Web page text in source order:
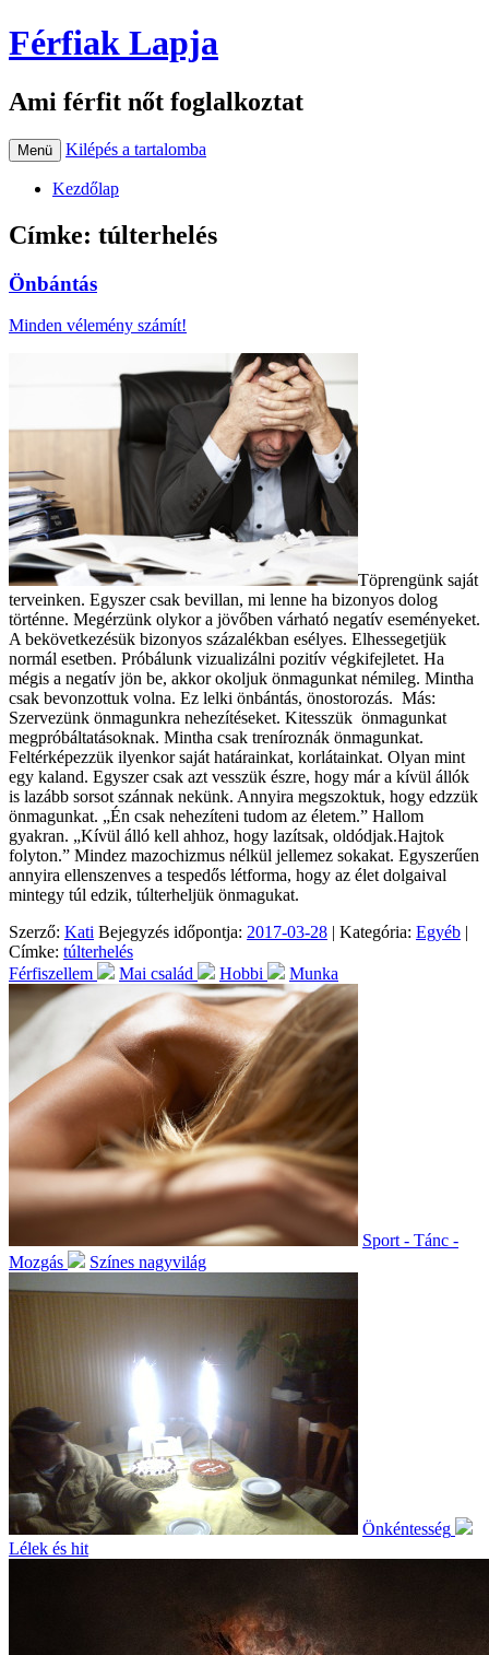
Férfiak Lapja
Ami férfit nőt foglalkoztat
Menü Kilépés a tartalomba
Kezdőlap
Címke: túlterhelés
Önbántás
Minden vélemény számít!
Töprengünk saját
terveinken. Egyszer csak bevillan, mi lenne ha bizonyos dolog
történne. Megérzünk olykor a jövőben várható negatív eseményeket.
A bekövetkezésük bizonyos százalékban esélyes. Elhessegetjük
normál esetben. Próbálunk vizualizálni pozitív végkifejletet. Ha
mégis a negatív jön be, akkor okoljuk önmagunkat némileg. Mintha
csak bevonzottuk volna. Ez lelki önbántás, önostorozás. Más:
Szervezünk önmagunkra nehezítéseket. Kitesszük önmagunkat
megpróbáltatásoknak. Mintha csak treníroznák önmagunkat.
Feltérképezzük ilyenkor saját határainkat, korlátainkat. Olyan mint
egy kaland. Egyszer csak azt vesszük észre, hogy már a kívül állók
is lazább sorsot szánnak nekünk. Annyira megszoktuk, hogy edzzük
önmagunkat. „Én csak nehezíteni tudom az életem.” Hallom
gyakran. „Kívül álló kell ahhoz, hogy lazítsak, oldódjak.Hajtok
folyton.” Mindez mazochizmus nélkül jellemez sokakat. Egyszerűen
annyira ellenszenves a tespedős létforma, hogy az élet dolgaival
mintegy túl edzik, túlterheljük önmagukat.
Szerző: Kati Bejegyzés időpontja: 2017-03-28 | Kategória: Egyéb |
Címke: túlterhelés
Férfiszellem
Mai család Hobbi Munka
Sport - Tánc -
Mozgás
Színes nagyvilág
Önkéntesség
Lélek és hit